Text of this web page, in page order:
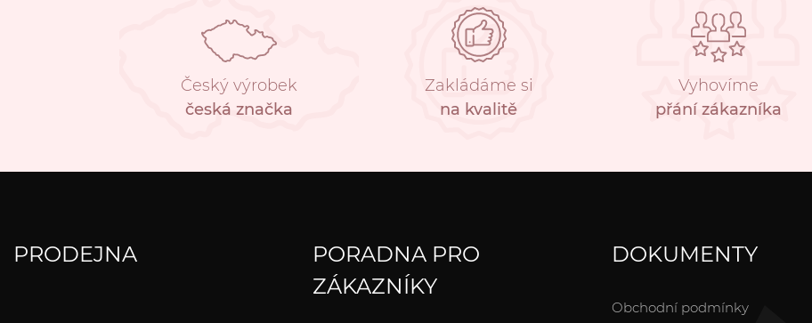
Český výrobek
česká značka
Zakládáme si
na kvalitě
Vyhovíme
přání zákazníka
PRODEJNA
PORADNA PRO
ZÁKAZNÍKY
DOKUMENTY
Obchodní podmínky